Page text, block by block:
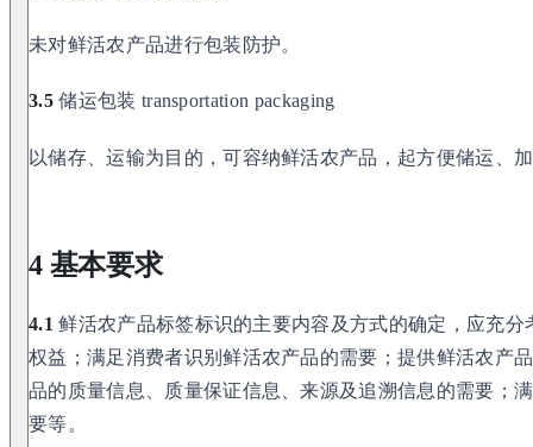
未对鲜活农产品进行包装防护。
3.5储运包装 transportation packaging
以储存、运输为目的，可容纳鲜活农产品，起方便储运、
4 基本要求
4.1鲜活农产品标签标识的主要内容及方式的确定，应充分
权益；满足消费者识别鲜活农产品的需要；提供鲜活农产
品的质量信息、质量保证信息、来源及追溯信息的需要；
要等。